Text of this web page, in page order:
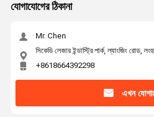
যোগাযোগের ঠিকানা
Mr. Chen
সিকেডি লেজার ইন্ডাস্ট্রি পার্ক, ল্যাংজিং রোড,
+8618664392298
এখন